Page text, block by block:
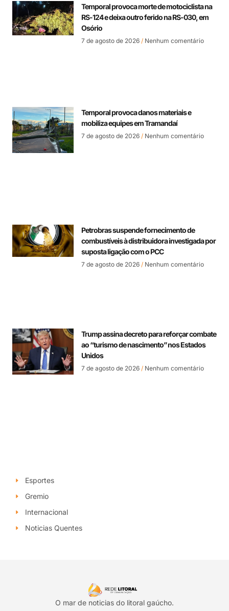
Temporal provoca morte de motociclista na
RS-124 e deixa outro ferido na RS-030, em
Osório
7 de agosto de 2026 Nenhum comentário
Temporal provoca danos materiais e
mobiliza equipes em Tramandaí
7 de agosto de 2026 Nenhum comentário
Petrobras suspende fornecimento de
combustíveis à distribuidora investigada por
suposta ligação com o PCC
7 de agosto de 2026 Nenhum comentário
Trump assina decreto para reforçar combate
ao “turismo de nascimento” nos Estados
Unidos
7 de agosto de 2026 Nenhum comentário
Esportes
Gremio
Internacional
Noticias Quentes
O mar de noticias do litoral gaúcho.